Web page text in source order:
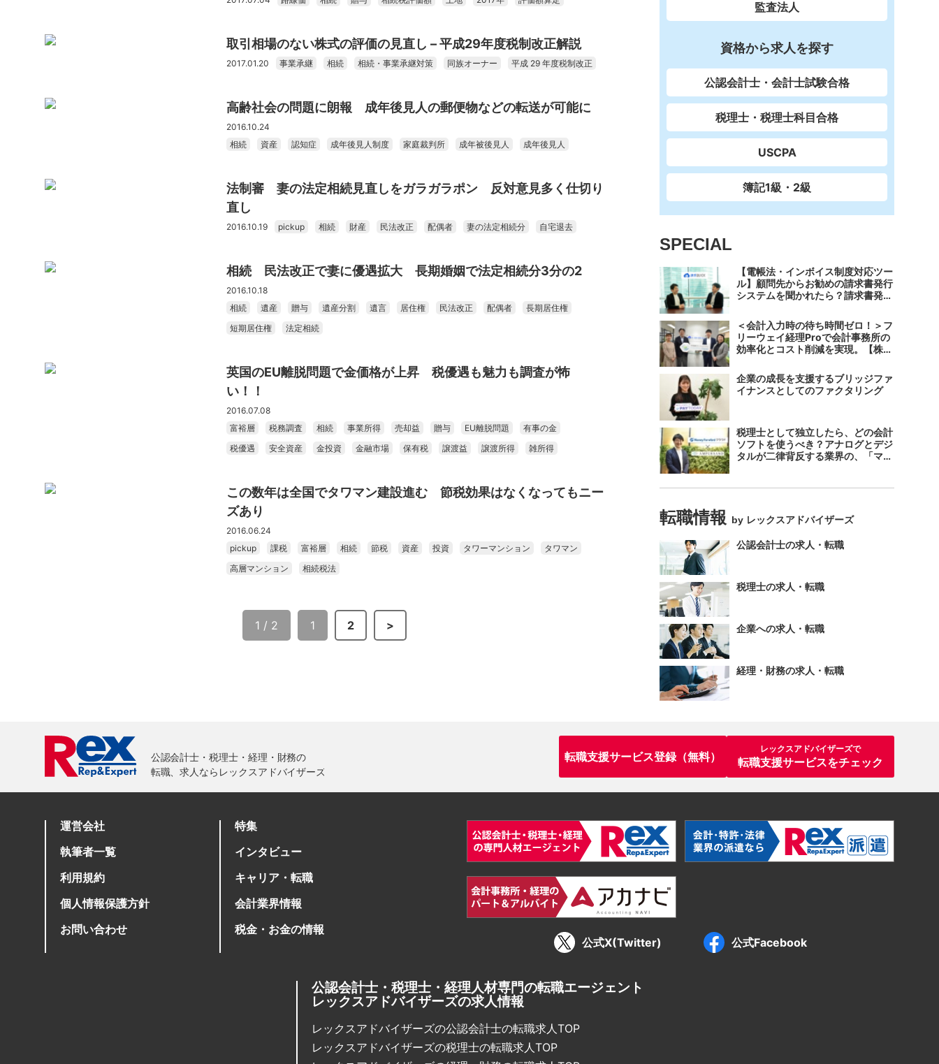
取引相場のない株式の評価の見直し – 平成29年度税制改正解説
2017.01.20 事業承継 相続 相続・事業承継対策 同族オーナー 平成 29 年度税制改正
高齢社会の問題に朗報 成年後見人の郵便物などの転送が可能に
2016.10.24
相続
資産 認知症 成年後見人制度 家庭裁判所 成年被後見人 成年後見人
法制審 妻の法定相続見直しをガラガラポン 反対意見多く仕切り
直し
2016.10.19 pickup 相続 財産 民法改正 配偶者 妻の法定相続分 自宅退去
相続 民法改正で妻に優遇拡大 長期婚姻で法定相続分3分の2
2016.10.18
相続
遺産 贈与 遺産分割 遺言 居住権 民法改正 配偶者
長期居住権
短期居住権
法定相続
英国のEU離脱問題で金価格が上昇 税優遇も魅力も調査が怖
い！！
2016.07.08
富裕層
税務調査 相続 事業所得 売却益 贈与 EU離脱問題
有事の金
税優遇
安全資産 金投資 金融市場 保有税 譲渡益 譲渡所得 雑所得
この数年は全国でタワマン建設進む 節税効果はなくなってもニー
ズあり
2016.06.24
pickup
課税 富裕層 相続 節税 資産 投資 タワーマンション
タワマン
高層マンション
相続税法
1 / 2 1 2 >
監査法人
資格から求人を探す
公認会計士・会計士試験合格
税理士・税理士科目合格
USCPA
簿記1級・2級
SPECIAL
【電帳法・インボイス制度対応ツー
ル】顧問先からお勧めの請求書発行
システムを聞かれたら？請求書発行
つのシステムで完結する 「請求
QUICK」の魅力に迫る
＜会計入力時の待ち時間ゼロ！＞フ
リーウェイ経理Proで会計事務所の
効率化とコスト削減を実現。【株式
郷税理士法人（経理宅配便事業
部）】
企業の成長を支援するブリッジファ
イナンスとしてのファクタリング
税理士として独立したら、どの会計
ソフトを使うべき？アナログとデジ
タルが二律背反する業界の、「マネ
転職情報 by レックスアドバイザーズ
公認会計士の求人・転職
税理士の求人・転職
企業への求人・転職
経理・財務の求人・転職
転職支援サービス登録（無料）
レックスアドバイザーズで
転職支援サービスをチェック
運営会社
執筆者一覧
利用規約
個人情報保護方針
お問い合わせ
特集
インタビュー
キャリア・転職
会計業界情報
税金・お金の情報
公式X(Twitter)
公式Facebook
公認会計士・税理士・経理人材専門の転職エージェント
レックスアドバイザーズの求人情報
レックスアドバイザーズの公認会計士の転職求人TOP
レックスアドバイザーズの税理士の転職求人TOP